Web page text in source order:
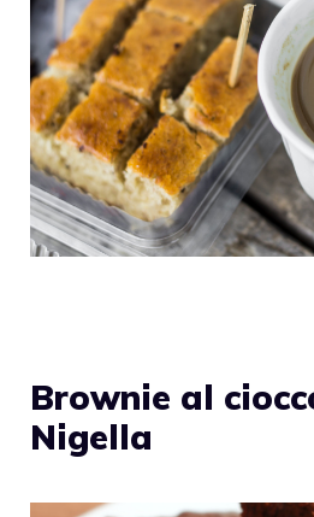
Brownie al
Nigella